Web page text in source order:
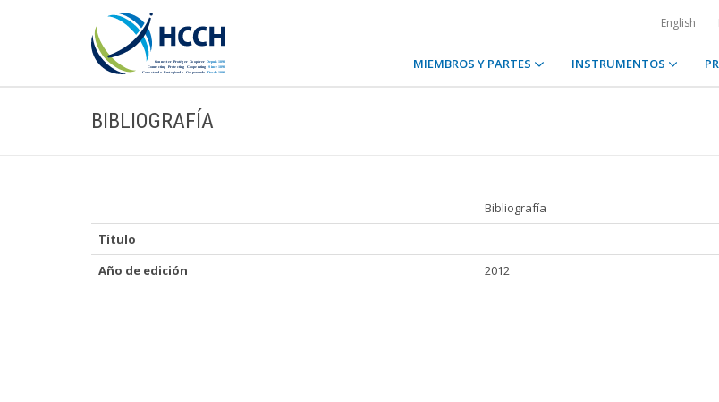
English
MIEMBROS Y PARTES INSTRUMENTOS
BIBLIOGRAFÍA
Bibliografía
Título
Año de edición
2012